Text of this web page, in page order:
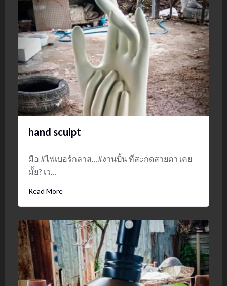
hand sculpt
มือ #ไฟเบอร์กลาส…#งานปั้น ที่สะกดสายตา เคย
มั้ย? เว…
Read More